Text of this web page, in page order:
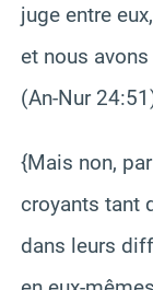
juge entre
et nous
(An-Nur
{Mais non,
croyants tant
dans leurs